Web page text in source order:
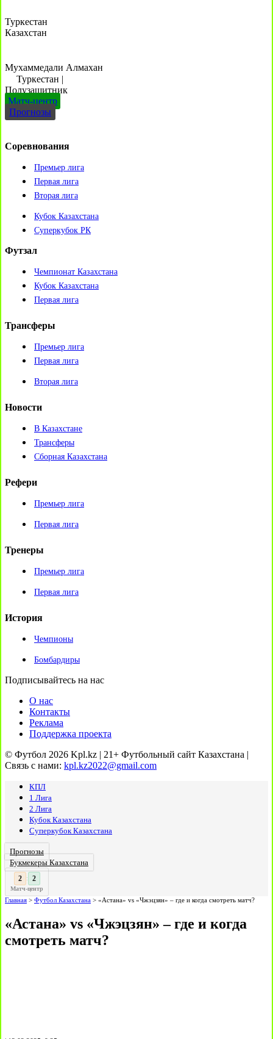
Туркестан
Казахстан
Мухаммедали Алмахан
Туркестан |
Полузащитник
Матч-центр
Прогнозы
Соревнования
Премьер лига
Первая лига
Вторая лига
Кубок Казахстана
Суперкубок РК
Футзал
Чемпионат Казахстана
Кубок Казахстана
Первая лига
Трансферы
Премьер лига
Первая лига
Вторая лига
Новости
В Казахстане
Трансферы
Сборная Казахстана
Рефери
Премьер лига
Первая лига
Тренеры
Премьер лига
Первая лига
История
Чемпионы
Бомбардиры
Подписывайтесь на нас
О нас
Контакты
Реклама
Поддержка проекта
© Футбол 2026 Kpl.kz | 21+ Футбольный сайт Казахстана |
Связь с нами: kpl.kz2022@gmail.com
КПЛ
1 Лига
2 Лига
Кубок Казахстана
Суперкубок Казахстана
Прогнозы
Букмекеры Казахстана
3 : 3
Матч-центр
Главная > Футбол Казахстана > «Астана» vs «Чжэцзян» – где и когда смотреть матч?
«Астана» vs «Чжэцзян» – где и когда
смотреть матч?